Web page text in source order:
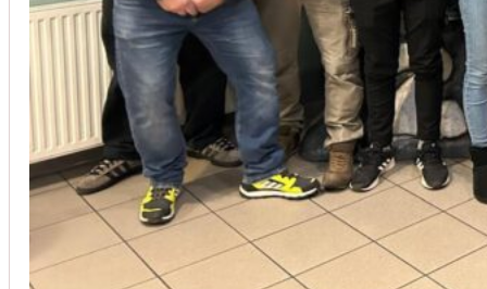
In der Regel empfehlen wir eine Wartung mindestens einmal
Du suchst einen zukunftssicheren Arbeitsplatz? Bei Schicker Technik
erwarten dich spannende Projekte, ein freundliches Team und beste
Entwicklungsmöglichkeiten.
Wir bieten dir: